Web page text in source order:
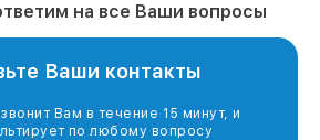
на все Ваши вопросы
Ваши контакты
Вам в течение 15 минут, и
по любому вопросу